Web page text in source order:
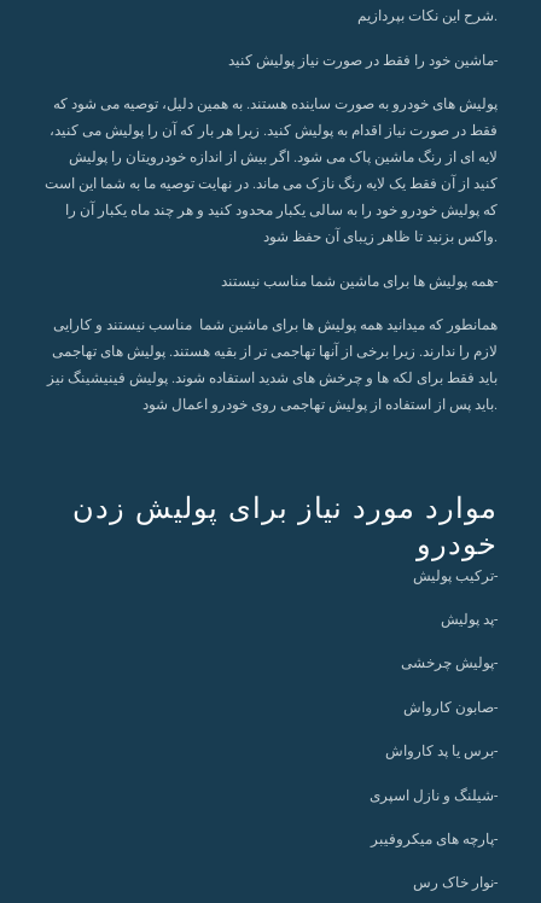
شرح این نکات بپردازیم.
ماشین خود را فقط در صورت نیاز پولیش کنید-
پولیش های خودرو به صورت ساینده هستند. به همین دلیل، توصیه می شود که
فقط در صورت نیاز اقدام به پولیش کنید. زیرا هر بار که آن را پولیش می کنید،
لایه ای از رنگ ماشین پاک می شود. اگر بیش از اندازه خودرویتان را پولیش
کنید از آن فقط یک لایه رنگ نازک می ماند. در نهایت توصیه ما به شما این است
که پولیش خودرو خود را به سالی یکبار محدود کنید و هر چند ماه یکبار آن را
واکس بزنید تا ظاهر زیبای آن حفظ شود.
همه پولیش ها برای ماشین شما مناسب نیستند-
همانطور که میدانید همه پولیش ها برای ماشین شما مناسب نیستند و کارایی
لازم را ندارند. زیرا برخی از آنها تهاجمی تر از بقیه هستند. پولیش های تهاجمی
باید فقط برای لکه ها و چرخش های شدید استفاده شوند. پولیش فینیشینگ نیز
باید پس از استفاده از پولیش تهاجمی روی خودرو اعمال شود.
موارد مورد نیاز برای پولیش زدن
خودرو
ترکیب پولیش-
پد پولیش-
پولیش چرخشی-
صابون کارواش-
برس یا پد کارواش-
شیلنگ و نازل اسپری-
پارچه های میکروفیبر-
نوار خاک رس-